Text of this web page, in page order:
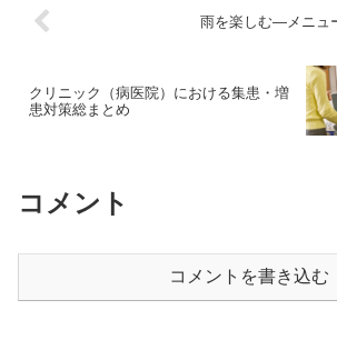
雨を楽しむ―メニュ
クリニック（病医院）における集患・増
患対策総まとめ
コメント
コメントを書き込む